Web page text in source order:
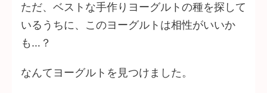
ただ、ベストな手作りヨーグルトの種を探して
いるうちに、このヨーグルトは相性がいいか
も…？
なんてヨーグルトを見つけました。